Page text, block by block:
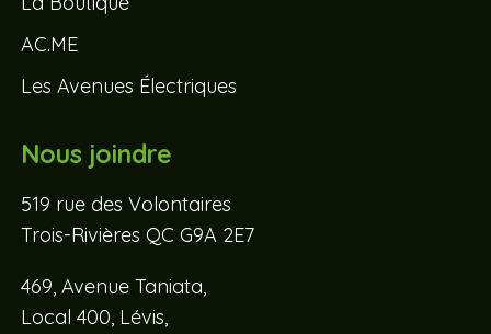
AC.ME
Les Avenues Électriques
Nous joindre
519 rue des Volontaires
Trois-Rivières QC G9A 2E7
469, Avenue Taniata,
Local 400, Lévis,